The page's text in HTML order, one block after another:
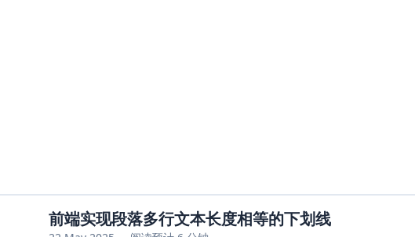
前端实现段落多行文本长度相等的下划线